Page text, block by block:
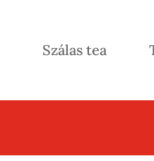
Szálas tea